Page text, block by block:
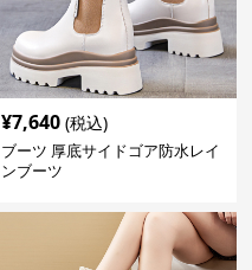
¥7,640 (税込)
ブーツ 厚底サイドゴア防水レイ
ンブーツ